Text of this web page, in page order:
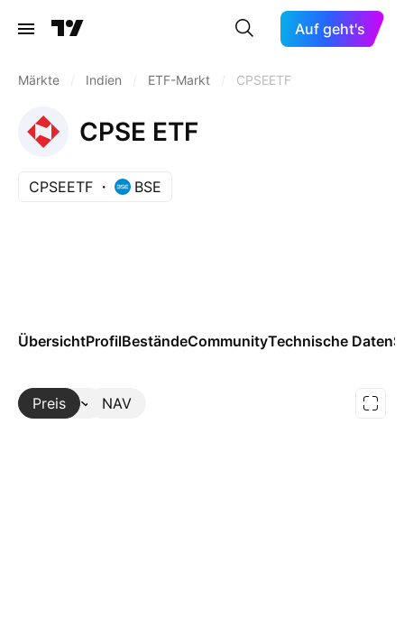
Auf geht's
Märkte Indien ETF-Markt CPSEETF
CPSE ETF
CPSEETF BSE
ÜbersichtProfilBeständeCommunityTechnische Daten
Preis NAV
Mehr